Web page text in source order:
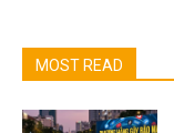
MOST READ